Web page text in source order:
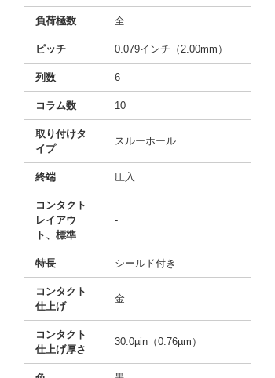
負荷極数 全
ピッチ 0.079インチ（2.00mm）
列数 6
コラム数 10
取り付けタ
イプ
スルーホール
終端 圧入
コンタクト
レイアウ
ト、標準
-
特長 シールド付き
コンタクト
仕上げ
金
コンタクト
仕上げ厚さ
30.0µin（0.76µm）